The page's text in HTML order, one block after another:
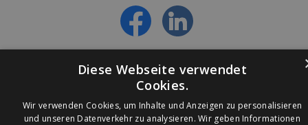
Diese Webseite verwendet
Cookies.
Wir verwenden Cookies, um Inhalte und Anzeigen zu personalisieren
und unseren Datenverkehr zu analysieren. Wir geben Informationen